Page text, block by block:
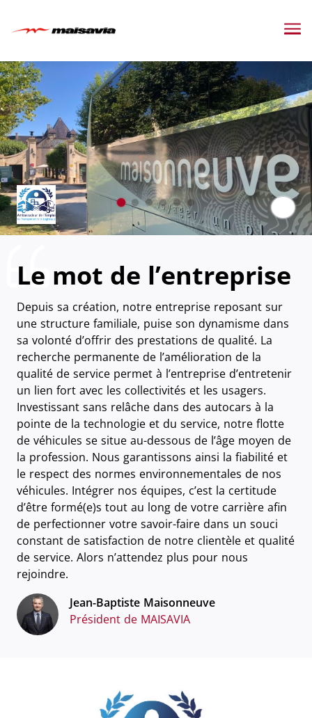
Le mot de l’entreprise
Depuis sa création, notre entreprise reposant sur
une structure familiale, puise son dynamisme dans
sa volonté d’offrir des prestations de qualité. La
recherche permanente de l’amélioration de la
qualité de service permet à l’entreprise d’entretenir
un lien fort avec les collectivités et les usagers.
Investissant sans relâche dans des autocars à la
pointe de la technologie et du service, notre flotte
de véhicules se situe au-dessous de l’âge moyen de
la profession. Nous garantissons ainsi la fiabilité et
le respect des normes environnementales de nos
véhicules. Intégrer nos équipes, c’est la certitude
d’être formé(e)s tout au long de votre carrière afin
de perfectionner votre savoir-faire dans un souci
constant de satisfaction de notre clientèle et qualité
de service. Alors n’attendez plus pour nous
rejoindre.
Jean-Baptiste Maisonneuve
Président de MAISAVIA